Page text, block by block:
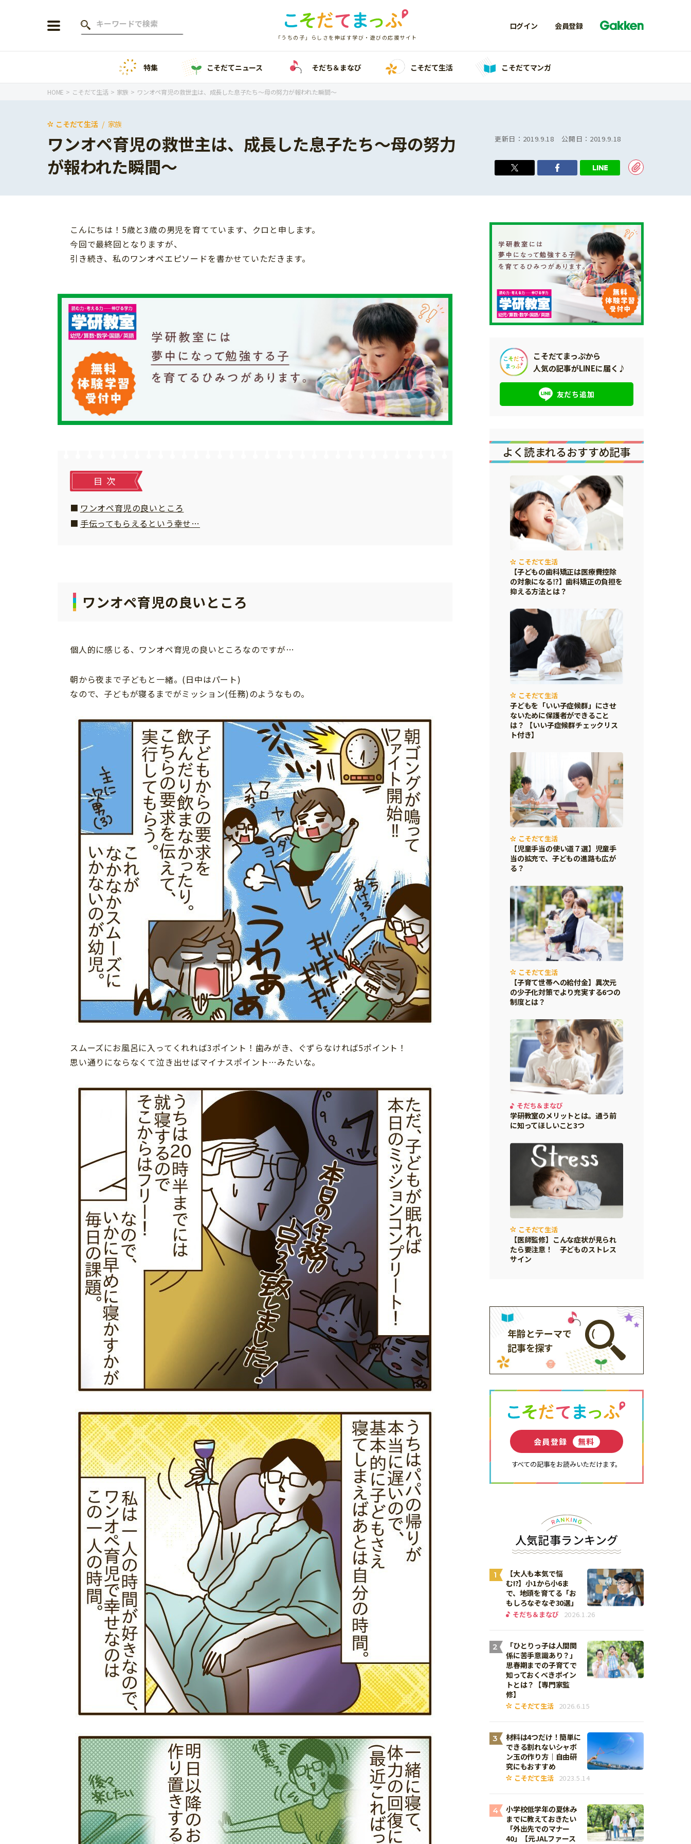
「うちの子」らしさを伸ばす学び・遊びの応援サイト
ログイン 会員登録
年齢から探す
1歳
小学2年生
小学4年生
小学6年生
そだち＆まなび
ワーク・ドリル
小学校
科学・プログラミング
教育・学習
絵本・読み聞かせ
自由研究・工作
読書感想文
運動・あそび・ゲーム
こそだて生活
ファッション・美容
行事・イベント
親子でいっしょに
こそだてマンガ
サイトのご利⽤にあたって
特集 こそだてニュース そだち＆まなび こそだて生活 こそだてマンガ
HOME こそだて生活 家族 ワンオペ育児の救世主は、成長した息子たち～母の努力が報われた瞬間～
こそだて生活 家族
ワンオペ育児の救世主は、成長した息子たち～母の努力
が報われた瞬間～
更新日： 2019.9.18 公開日： 2019.9.18
こんにちは！5歳と3歳の男児を育てています、クロと申します。
今回で最終回となりますが、
引き続き、私のワンオペエピソードを書かせていただきます。
目次
ワンオペ育児の良いところ
手伝ってもらえるという幸せ…
ワンオペ育児の良いところ
個人的に感じる、ワンオペ育児の良いところなのですが…
朝から夜まで子どもと一緒。(日中はパート)
なので、子どもが寝るまでがミッション(任務)のようなもの。
スムーズにお風呂に入ってくれれば3ポイント！歯みがき、ぐずらなければ5ポイント！
思い通りにならなくて泣き出せばマイナスポイント…みたいな。
こそだてまっぷから
人気の記事がLINEに届く♪
友だち追加
よく読まれるおすすめ記事
こそだて生活
【子どもの歯科矯正は医療費控除
の対象になる⁉】歯科矯正の負担を
抑える方法とは？
こそだて生活
子どもを「いい子症候群」にさせ
ないために保護者ができること
は？ 【いい子症候群チェックリス
ト付き】
こそだて生活
【児童手当の使い道７選】児童手
当の拡充で、子どもの進路も広が
る？
こそだて生活
【子育て世帯への給付金】異次元
の少子化対策でより充実する6つの
制度とは？
そだち＆まなび
学研教室のメリットとは。通う前
に知ってほしいこと3つ
こそだて生活
【医師監修】こんな症状が見られ
たら要注意！ 子どものストレス
サイン
年齢とテーマで
記事を探す
会員登録 無料
すべての記事をお読みいただけます。
人気記事ランキング
1
【大人も本気で悩
む!?】小1から小6ま
で、地頭を育てる「お
もしろなぞなぞ30選」
そだち＆まなび 2026.1.26
2
「ひとりっ子は人間関
係に苦手意識あり？」
思春期までの子育てで
知っておくべきポイン
トとは？【専門家監
修】
こそだて生活 2026.6.15
3
材料は4つだけ！簡単に
できる割れないシャボ
ン玉の作り方｜自由研
究にもおすすめ
こそだて生活 2023.5.14
4
小学校低学年の夏休み
までに教えておきたい
「外出先でのマナー
40」【元JALファース